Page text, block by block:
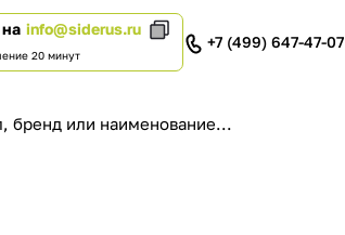
info@siderus.ru
20 минут
+7 (499) 647-47-07